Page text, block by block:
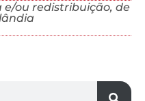
ou redistribuição, de